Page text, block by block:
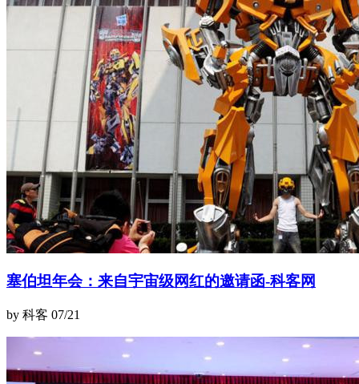
塞伯坦年会：来自宇宙级网红的邀请函-科客网
by 科客 07/21